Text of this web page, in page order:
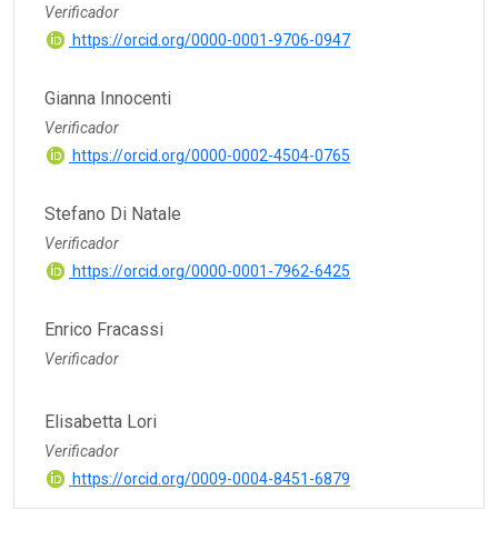
Verificador
https://orcid.org/0000-0001-9706-0947
Gianna Innocenti
Verificador
https://orcid.org/0000-0002-4504-0765
Stefano Di Natale
Verificador
https://orcid.org/0000-0001-7962-6425
Enrico Fracassi
Verificador
Elisabetta Lori
Verificador
https://orcid.org/0009-0004-8451-6879